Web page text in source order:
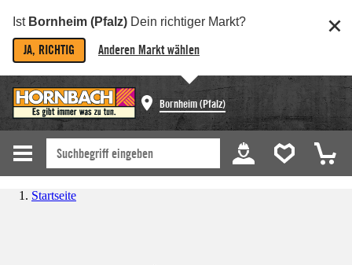
Ist Bornheim (Pfalz) Dein richtiger Markt?
JA, RICHTIG Anderen Markt wählen
Bornheim (Pfalz)
Startseite